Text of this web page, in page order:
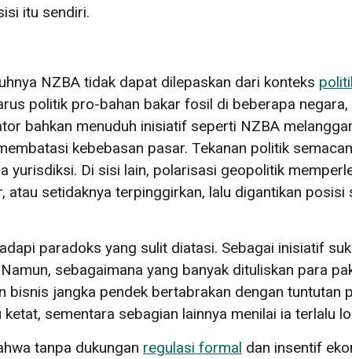
itu sendiri.
NZBA tidak dapat dilepaskan dari konteks
politik pro-bahan bakar fosil di beberapa
bahkan menuduh inisiatif seperti NZBA
kebebasan pasar. Tekanan politik
yurisdiksi. Di sisi lain, polarisasi geopolitik
setidaknya terpinggirkan, lalu digantikan
paradoks yang sulit diatasi. Sebagai inisiatif
sebagaimana yang banyak dituliskan para
bisnis jangka pendek bertabrakan dengan tuntutan
sementara sebagian lainnya menilai ia terlalu
tanpa dukungan regulasi formal dan insentif